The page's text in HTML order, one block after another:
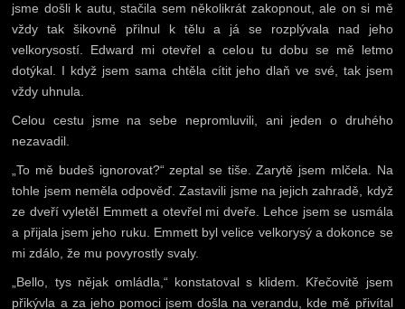
jsme došli k autu, stačila sem několikrát zakopnout, ale on si mě
vždy tak šikovně přilnul k tělu a já se rozplývala nad jeho
velkorysostí. Edward mi otevřel a celou tu dobu se mě letmo
dotýkal. I když jsem sama chtěla cítit jeho dlaň ve své, tak jsem
vždy uhnula.
Celou cestu jsme na sebe nepromluvili, ani jeden o druhého
nezavadil.
„To mě budeš ignorovat?“ zeptal se tiše. Zarytě jsem mlčela. Na
tohle jsem neměla odpověď. Zastavili jsme na jejich zahradě, když
ze dveří vyletěl Emmett a otevřel mi dveře. Lehce jsem se usmála
a přijala jsem jeho ruku. Emmett byl velice velkorysý a dokonce se
mi zdálo, že mu povyrostly svaly.
„Bello, tys nějak omládla,“ konstatoval s klidem. Křečovitě jsem
přikývla a za jeho pomoci jsem došla na verandu, kde mě přivítal